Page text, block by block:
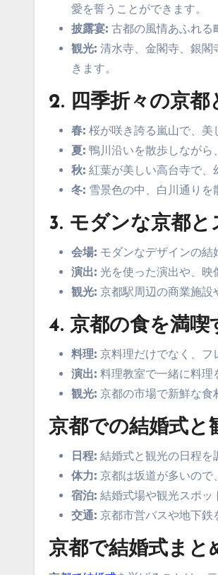
愛を誓うことができます。
披露宴: 古都の風情あふれる
観光: 清水寺、金閣寺、銀閣
きます。
2. 四季折々の京
春: 桜が咲き誇る嵐山で、美
夏: 鴨川沿いを散歩しながら
秋: 紅葉が美しい高台寺で、
冬: 雪景色の中、白川通りを
3. モダンな京都
会場: モダンなデザインの結
演出: 光を使った演出や、映
観光: 京都駅周辺の商業施設
4. 京都の食を満喫
料理: 京料理だけでなく、フ
演出: 料理教室で一緒に料理
観光: 京都の市場で新鮮な食
京都での結婚式と
日程: 結婚式と観光の日程を
体力: 京都は坂道が多いので
宿泊: 結婚式場や観光スポッ
交通: 京都市営バスや地下鉄
京都で結婚式まと